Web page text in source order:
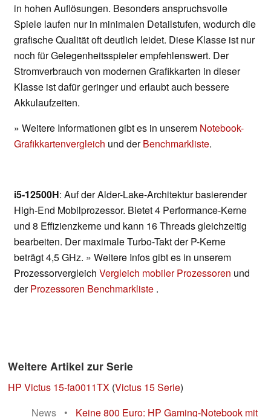
in hohen Auflösungen. Besonders anspruchsvolle
Spiele laufen nur in minimalen Detailstufen, wodurch die
grafische Qualität oft deutlich leidet. Diese Klasse ist nur
noch für Gelegenheitsspieler empfehlenswert. Der
Stromverbrauch von modernen Grafikkarten in dieser
Klasse ist dafür geringer und erlaubt auch bessere
Akkulaufzeiten.
» Weitere Informationen gibt es in unserem Notebook-
Grafikkartenvergleich und derBenchmarkliste.
i5-12500H: Auf der Alder-Lake-Architektur basierender
High-End Mobilprozessor. Bietet 4 Performance-Kerne
und 8 Effizienzkerne und kann 16 Threads gleichzeitig
bearbeiten. Der maximale Turbo-Takt der P-Kerne
beträgt 4,5 GHz. » Weitere Infos gibt es in unserem
Prozessorvergleich Vergleich mobiler Prozessoren und
derProzessoren Benchmarkliste .
Weitere Artikel zur Serie
HP Victus 15-fa0011TX (Victus 15 Serie)
News
•
Keine 800 Euro: HP Gaming-Notebook mit